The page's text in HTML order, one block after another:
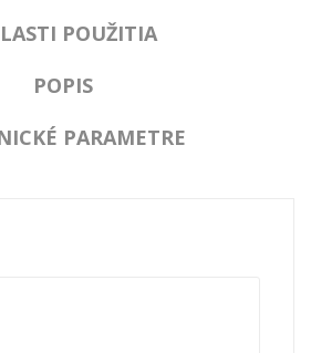
POUŽITIA
POPIS
PARAMETRE